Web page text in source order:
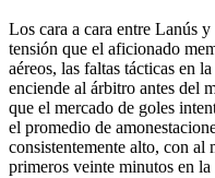
Los cara a cara entre Lanús
tensión que el aficionado
aéreos, las faltas tácticas en
enciende al árbitro antes del
que el mercado de goles
el promedio de
consistentemente alto, con al
primeros veinte minutos en